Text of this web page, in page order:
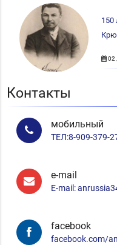
150
02
Контакты
мобильный
ТЕЛ:8-909-379-
e-mail
E-mail:
facebook
facebook.com/